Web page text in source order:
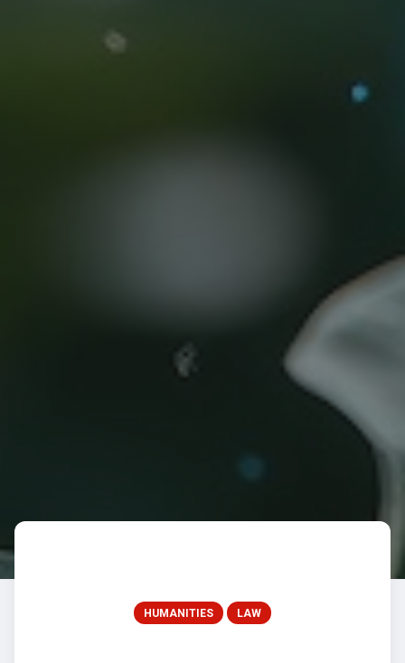
HUMANITIES LAW